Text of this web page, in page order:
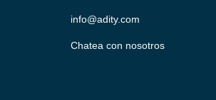
info@adity.com
Chatea con nosotros